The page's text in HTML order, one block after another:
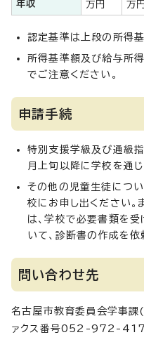
年収
万円
万円
認定基準は上段の所得基
所得基準額及び給与所
でご注意ください。
申請手続
特別支援学級及び通級
月上旬以降に学校を通
その他の児童生徒につ
校にお申し出ください。
は、学校で必要書類を
いて、診断書の作成を依
問い合わせ先
名古屋市教育委員会学事
ァクス番号052-972-